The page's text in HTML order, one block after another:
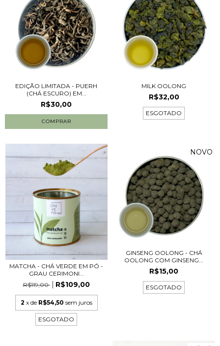
EDIÇÃO LIMITADA - PUERH
(CHÁ ESCURO) EM...
R$30,00
COMPRAR
MILK OOLONG
R$32,00
ESGOTADO
MATCHA - CHÁ VERDE EM PÓ -
GRAU CERIMONI...
R$119,00
R$109,00
2 x de R$54,50 sem juros
ESGOTADO
NOVO
GINSENG OOLONG - CHÁ
OOLONG COM GINSENG...
R$15,00
ESGOTADO